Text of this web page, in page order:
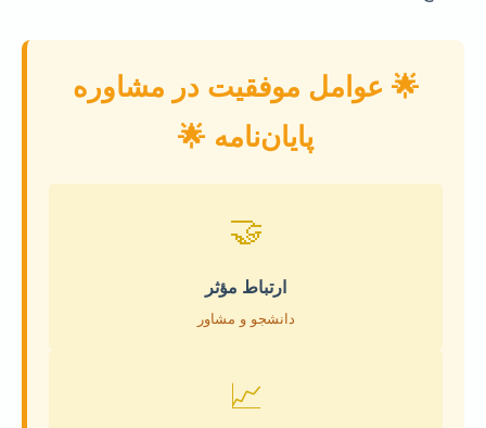
🌟 عوامل موفقیت در مشاوره
پایان‌نامه 🌟
🤝
ارتباط مؤثر
دانشجو و مشاور
📈